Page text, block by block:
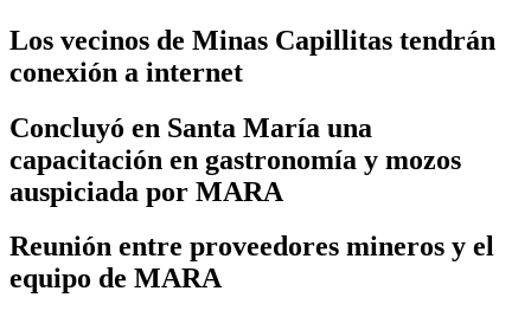
Los vecinos de Minas Capillitas tendrán
conexión a internet
Concluyó en Santa María una
capacitación en gastronomía y mozos
auspiciada por MARA
Reunión entre proveedores mineros y el
equipo de MARA